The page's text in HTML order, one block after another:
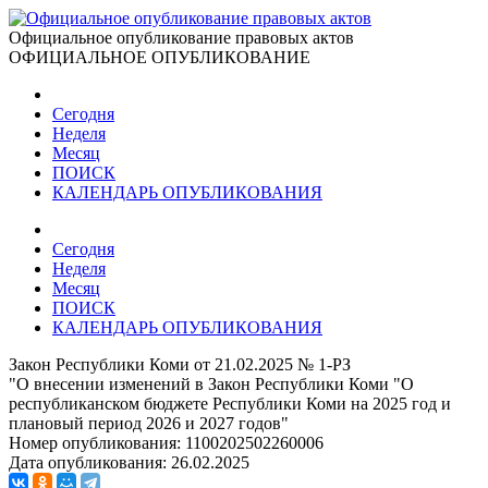
Официальное опубликование правовых актов
ОФИЦИАЛЬНОЕ ОПУБЛИКОВАНИЕ
Сегодня
Неделя
Месяц
ПОИСК
КАЛЕНДАРЬ ОПУБЛИКОВАНИЯ
Сегодня
Неделя
Месяц
ПОИСК
КАЛЕНДАРЬ ОПУБЛИКОВАНИЯ
Закон Республики Коми от 21.02.2025 № 1-РЗ
"О внесении изменений в Закон Республики Коми "О
республиканском бюджете Республики Коми на 2025 год и
плановый период 2026 и 2027 годов"
Номер опубликования: 1100202502260006
Дата опубликования: 26.02.2025